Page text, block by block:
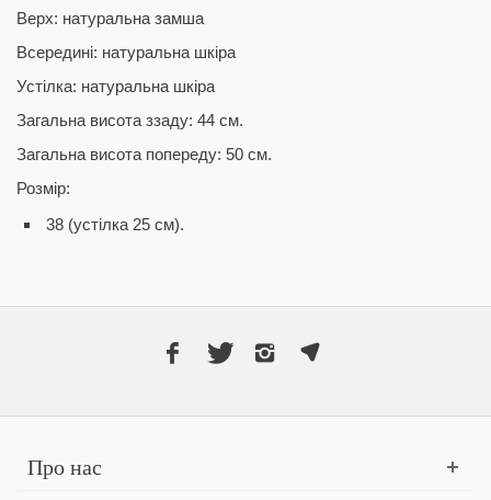
Верх: натуральна замша
Всередині: натуральна шкіра
Устілка: натуральна шкіра
Загальна висота ззаду: 44 см.
Загальна висота попереду: 50 см.
Розмір:
38 (устілка 25 см).
Про нас